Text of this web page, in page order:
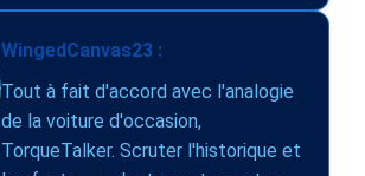
WingedCanvas23 :
Tout à fait d'accord avec l'analogie
de la voiture d'occasion,
TorqueTalker. Scruter l'historique et